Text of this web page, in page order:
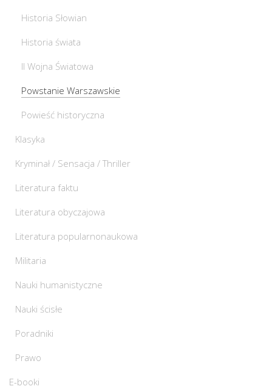
Historia Słowian
Historia świata
II Wojna Światowa
Powstanie Warszawskie
Powieść historyczna
Klasyka
Kryminał / Sensacja / Thriller
Literatura faktu
Literatura obyczajowa
Literatura popularnonaukowa
Militaria
Nauki humanistyczne
Nauki ścisłe
Poradniki
Prawo
E-booki